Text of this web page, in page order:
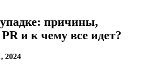
причины,
и к чему все идет?
2024